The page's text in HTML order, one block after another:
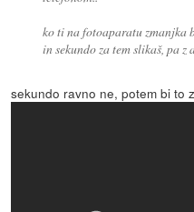
ko ti na fotoaparatu zmanjka
in sekundo za tem slikaš, pa z
sekundo ravno ne, potem bi to